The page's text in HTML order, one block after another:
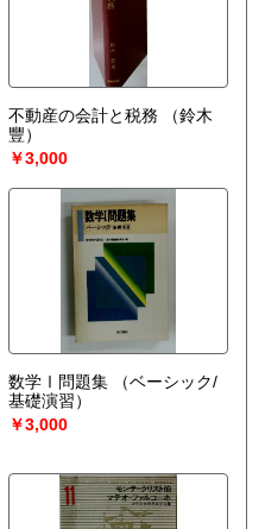
不動産の会計と税務
（鈴木
豐）
￥3,000
数学Ⅰ問題集
（ベーシック/
基礎演習）
￥3,000